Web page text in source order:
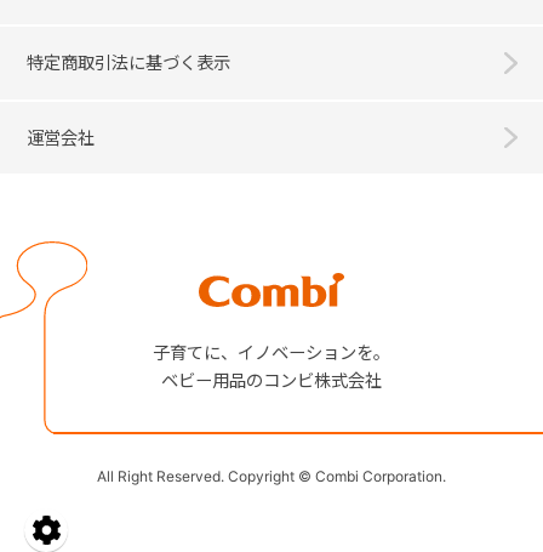
特定商取引法に基づく表示
運営会社
子育てに、イノベーションを。
ベビー用品のコンビ株式会社
All Right Reserved. Copyright © Combi Corporation.